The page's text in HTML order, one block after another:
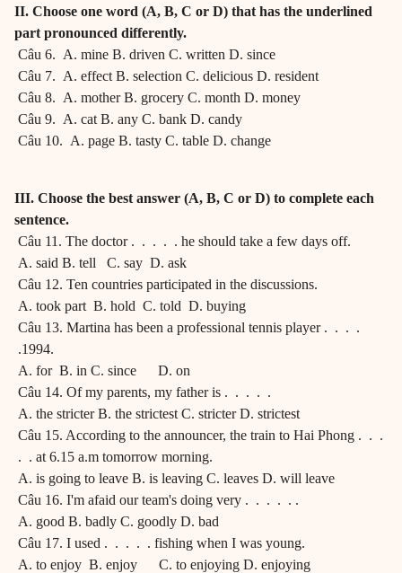
II. Choose one word (A, B, C or D) that has the underlined
part pronounced differently.
Câu 6. A. mine B. driven C. written D. since
Câu 7. A. effect B. selection C. delicious D. resident
Câu 8. A. mother B. grocery C. month D. money
Câu 9. A. cat B. any C. bank D. candy
Câu 10. A. page B. tasty C. table D. change
III. Choose the best answer (A, B, C or D) to complete each
sentence.
Câu 11. The doctor . . . . . he should take a few days off.
A. said B. tell C. say D. ask
Câu 12. Ten countries participated in the discussions.
A. took part B. hold C. told D. buying
Câu 13. Martina has been a professional tennis player . . . .
.1994.
A. for B. in C. since D. on
Câu 14. Of my parents, my father is . . . . .
A. the stricter B. the strictest C. stricter D. strictest
Câu 15. According to the announcer, the train to Hai Phong . . .
. . at 6.15 a.m tomorrow morning.
A. is going to leave B. is leaving C. leaves D. will leave
Câu 16. I'm afaid our team's doing very . . . . . .
A. good B. badly C. goodly D. bad
Câu 17. I used . . . . . fishing when I was young.
A. to enjoy B. enjoy C. to enjoying D. enjoying